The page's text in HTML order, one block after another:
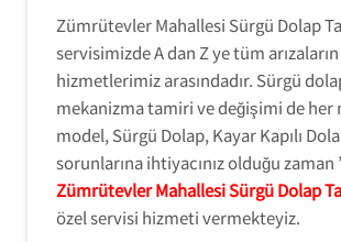
Zümrütevler Mahallesi Sürgü Dolap
servisimizde A dan Z ye tüm
hizmetlerimiz arasındadır. Sürgü
mekanizma tamiri ve değişimi de her
model, Sürgü Dolap, Kayar Kapılı
sorunlarına ihtiyacınız olduğu zaman
Zümrütevler Mahallesi Sürgü Dolap
özel servisi hizmeti vermekteyiz.